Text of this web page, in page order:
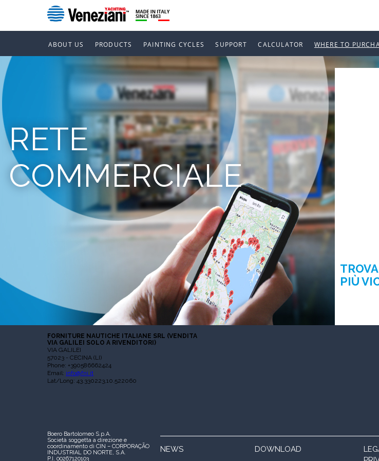
ABOUT US PRODUCTS PAINTING CYCLES SUPPORT CALCULATOR WHERE TO
RETE
COMMERCIALE
PIÙ
FORNITURE NAUTICHE ITALIANE SRL (VENDITA
VIA GALILEI SOLO A RIVENDITORI)
VIA GALILEI
57023 - CECINA (LI)
Phone: +390586662424
Email: info@fni.it
Lat/Long: 43.330223,10.522060
Boero Bartolomeo S.p.A.
Società soggetta a direzione e
coordinamento di CIN – CORPORAÇÃO
INDUSTRIAL DO NORTE, S.A.
P.I. 00267120103
NEWS DOWNLOAD